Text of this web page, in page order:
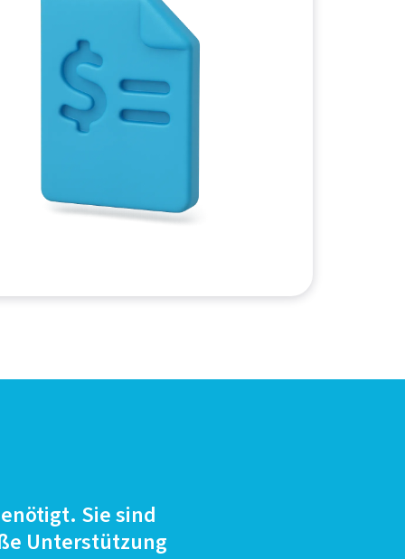
Sie sind
Unterstützung